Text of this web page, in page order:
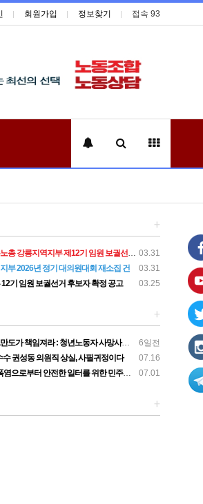
회원가입 정보찾기 접속 93
+
03.31
릉지역지부 제12기 임원 보궐선거결과 공고
03.31
부 2026년 정기 대의원대회 재소집 건
03.25
기 임원 보궐선거 후보자 확정 공고
+
6일전
노동자 사망사고의 철저한 진상규명과 재발방지 대책 마련하라
07.16
권성동 의원직 상실, 사필귀정이다
07.01
터를 위한 민주노총 강원지역본부 폭염감시단 선포 기자회견
+